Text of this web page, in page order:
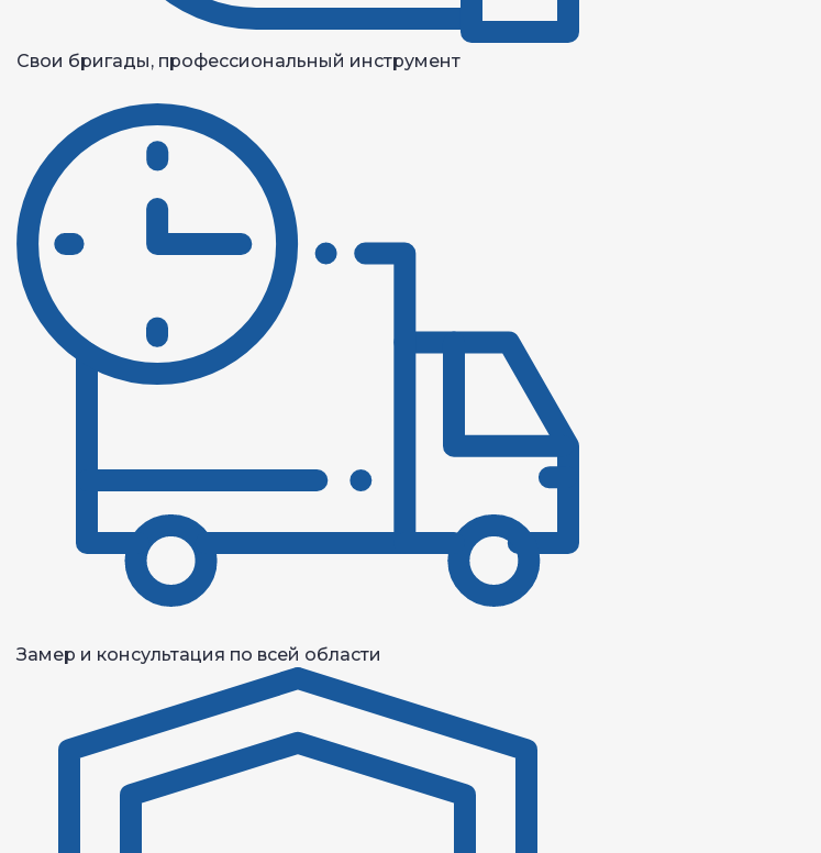
Свои бригады, профессиональный инструмент
Замер и консультация по всей области